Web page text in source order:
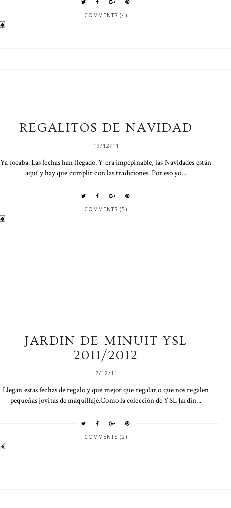
COMMENTS (4)
REGALITOS DE NAVIDAD
19/12/11
Ya tocaba. Las fechas han llegado. Y era impepinable, las Navidades están
aquí y hay que cumplir con las tradiciones. Por eso yo...
COMMENTS (5)
JARDIN DE MINUIT YSL
2011/2012
7/12/11
Llegan estas fechas de regalo y que mejor que regalar o que nos regalen
pequeñas joyitas de maquillaje.Como la colección de YSL Jardin...
COMMENTS (2)